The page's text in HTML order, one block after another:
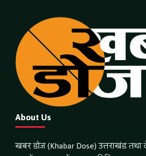
About Us
खबर डोज (Khabar Dose) उत्तराखंड